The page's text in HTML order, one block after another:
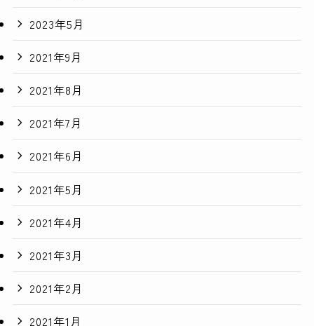
2023年5月
2021年9月
2021年8月
2021年7月
2021年6月
2021年5月
2021年4月
2021年3月
2021年2月
2021年1月